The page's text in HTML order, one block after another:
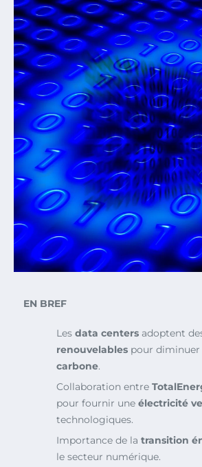
EN BREF
Les data centers adoptent
renouvelables pour diminuer
carbone.
Collaboration entre
pour fournir une électricité
technologiques.
Importance de la transition
le secteur numérique.